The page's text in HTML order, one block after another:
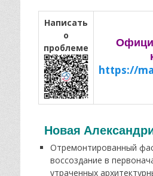
Написать
о
проблеме
https://
Новая
Отремонтированный
воссоздание в
утраченных